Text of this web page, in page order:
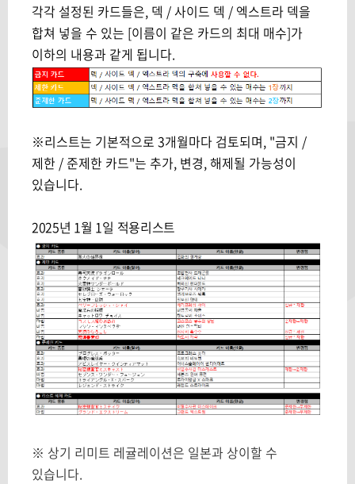
각각 설정된 카드들은, 덱 / 사이드 덱 / 엑스트라 덱을
합쳐 넣을 수 있는 [이름이 같은 카드의 최대 매수]가
이하의 내용과 같게 됩니다.
※리스트는 기본적으로 3개월마다 검토되며, "금지 /
제한 / 준제한 카드"는 추가, 변경, 해제될 가능성이
있습니다.
2025년 1월 1일 적용리스트
※ 상기 리미트 레귤레이션은 일본과 상이할 수
있습니다.